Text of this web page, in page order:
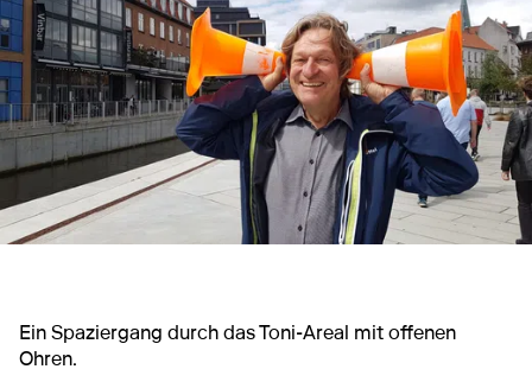
Ein Spaziergang durch das Toni-Areal mit offenen
Ohren.